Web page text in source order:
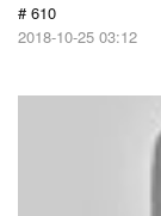
# 610
2018-10-25 03:12